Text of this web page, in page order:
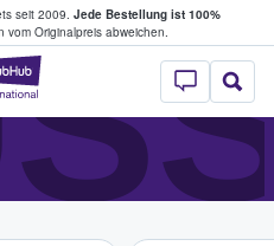
seit 2009. Jede Bestellung ist 100%
Originalpreis abweichen.
StubHub - Wo